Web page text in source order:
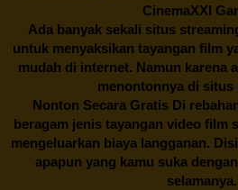
CinemaXXI
Ada banyak sekali situs
untuk menyaksikan tayangan film
mudah di internet. Namun karena
menontonnya di situs
Nonton Secara Gratis Di
beragam jenis tayangan video film
mengeluarkan biaya langganan.
apapun yang kamu suka
selamanya.